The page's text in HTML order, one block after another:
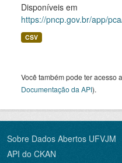
Disponíveis em
https://pncp.gov.br/app/
CSV
Você também pode ter acesso
Documentação da API).
Sobre Dados Abertos UFVJM
API do CKAN